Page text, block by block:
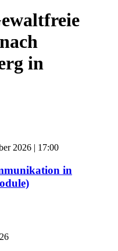
in
2026 | 17:00
in